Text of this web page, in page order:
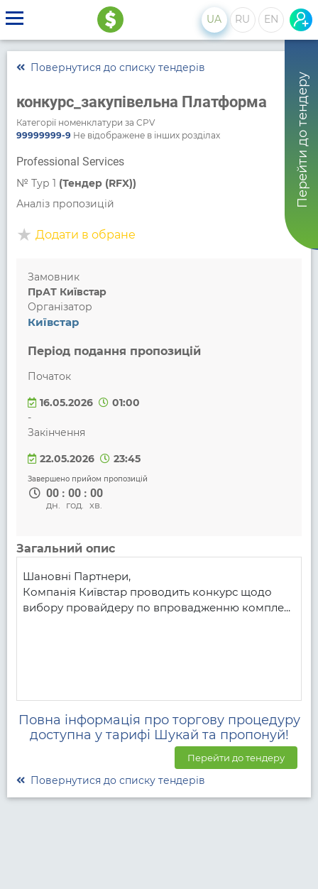
UA RU EN
Перейти до тендеру
Повернутися до списку тендерів
конкурс_закупівельна Платформа
Категорії номенклатури за CPV
99999999-9Не відображене в інших розділах
Professional Services
№ Тур 1 (Тендер (RFX))
Аналіз пропозицій
Додати в обране
Замовник
ПрАТ Київстар
Організатор
Київстар
Період подання пропозицій
Початок
16.05.2026
01:00
-
Закінчення
22.05.2026 23:45
Завершено прийом пропозицій
00 : 00 : 00
дн. год. хв.
Загальний опис
Шановні Партнери,
Компанія Київстар проводить конкурс щодо
вибору провайдеру по впровадженню компле...
Повна інформація про торгову процедуру
доступна у тарифі Шукай та пропонуй!
Перейти до тендеру
Повернутися до списку тендерів